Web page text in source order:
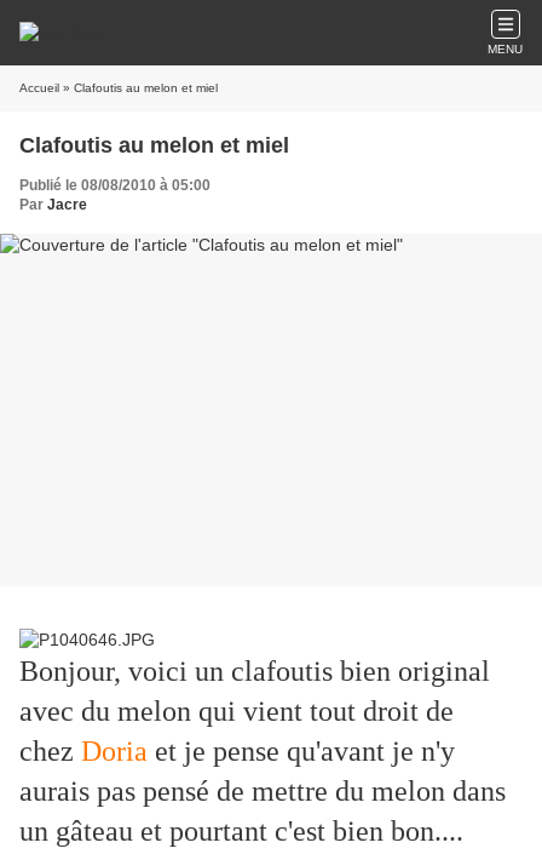
MENU
Accueil » Clafoutis au melon et miel
Clafoutis au melon et miel
Publié le 08/08/2010 à 05:00
Par Jacre
Bonjour, voici un clafoutis bien original
avec du melon qui vient tout droit de
chez Doria et je pense qu'avant je n'y
aurais pas pensé de mettre du melon dans
un gâteau et pourtant c'est bien bon....